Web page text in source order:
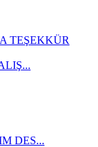
TEŞEKKÜR
DES...